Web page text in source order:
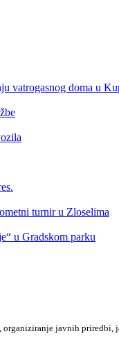
vatrogasnog doma u
turnir u Zloselima
u Gradskom parku
javnih